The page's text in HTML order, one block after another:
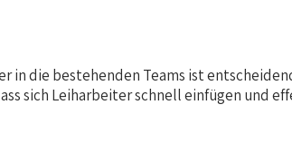
die bestehenden Teams ist
sich Leiharbeiter schnell einfügen und